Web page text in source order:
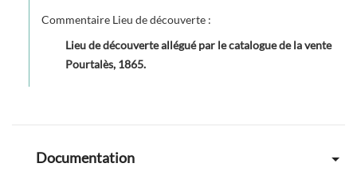
Commentaire Lieu de découverte :
Lieu de découverte allégué par le catalogue de la vente
Pourtalès, 1865.
Documentation